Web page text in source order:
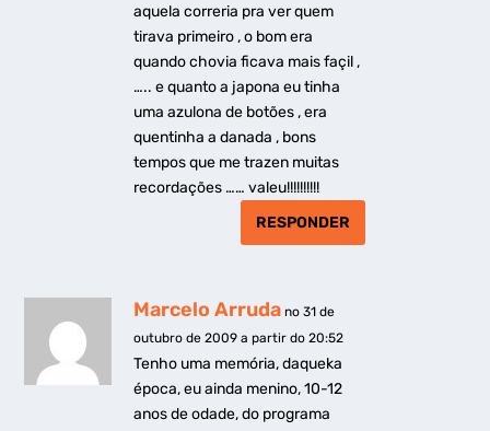
aquela correria pra ver quem
tirava primeiro , o bom era
quando chovia ficava mais façil ,
….. e quanto a japona eu tinha
uma azulona de botões , era
quentinha a danada , bons
tempos que me trazen muitas
recordações …… valeu!!!!!!!!!!
RESPONDER
Marcelo Arruda no 31 de
outubro de 2009 a partir do 20:52
Tenho uma memória, daqueka
época, eu ainda menino, 10-12
anos de odade, do programa